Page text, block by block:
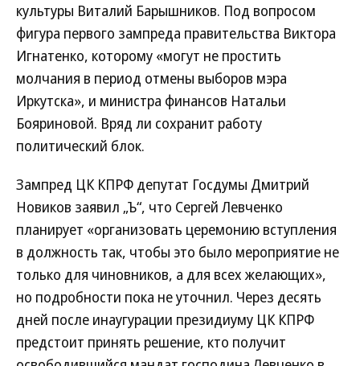
культуры Виталий Барышников. Под вопросом
фигура первого зампреда правительства Виктора
Игнатенко, которому «могут не простить
молчания в период отмены выборов мэра
Иркутска», и министра финансов Натальи
Бояриновой. Вряд ли сохранит работу
политический блок.
Зампред ЦК КПРФ депутат Госдумы Дмитрий
Новиков заявил „Ъ“, что Сергей Левченко
планирует «организовать церемонию вступления
в должность так, чтобы это было мероприятие не
только для чиновников, а для всех желающих»,
но подробности пока не уточнил. Через десять
дней после инаугурации президиуму ЦК КПРФ
предстоит принять решение, кто получит